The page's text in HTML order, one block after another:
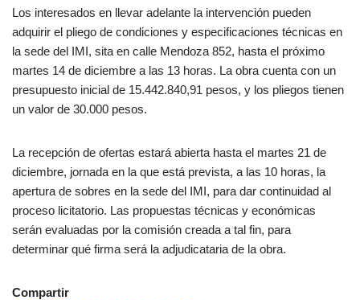
Los interesados en llevar adelante la intervención pueden
adquirir el pliego de condiciones y especificaciones técnicas en
la sede del IMI, sita en calle Mendoza 852, hasta el próximo
martes 14 de diciembre a las 13 horas. La obra cuenta con un
presupuesto inicial de 15.442.840,91 pesos, y los pliegos tienen
un valor de 30.000 pesos.
La recepción de ofertas estará abierta hasta el martes 21 de
diciembre, jornada en la que está prevista, a las 10 horas, la
apertura de sobres en la sede del IMI, para dar continuidad al
proceso licitatorio. Las propuestas técnicas y económicas
serán evaluadas por la comisión creada a tal fin, para
determinar qué firma será la adjudicataria de la obra.
Compartir